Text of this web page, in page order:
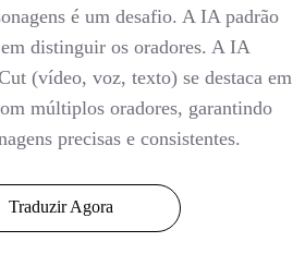
é um desafio. A IA padrão
distinguir os oradores. A IA
(vídeo, voz, texto) se destaca em
múltiplos oradores, garantindo
precisas e consistentes.
Traduzir Agora